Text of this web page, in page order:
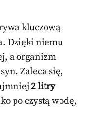
kluczową
Dzięki niemu
a organizm
Zaleca się,
2 litry
po czystą wodę,